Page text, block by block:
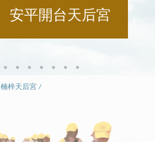
安平開台天后宮
楠梓天后宮